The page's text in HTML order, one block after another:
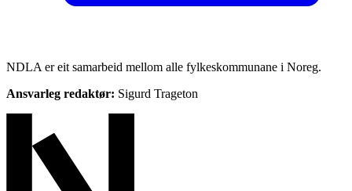
NDLA er eit samarbeid mellom alle fylkeskommunane i Noreg.
Ansvarleg redaktør: Sigurd Trageton